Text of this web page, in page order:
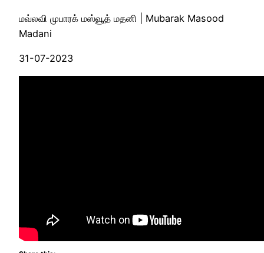
மவ்லவி முபாரக் மஸ்வூத் மதனி | Mubarak Masood
Madani
31-07-2023